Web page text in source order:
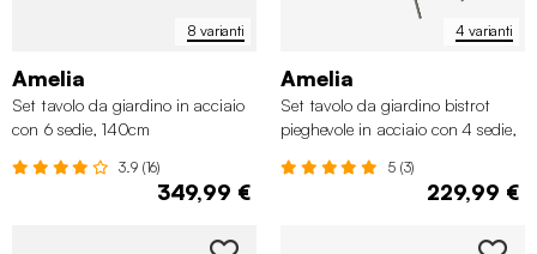
8 varianti
Amelia
Set tavolo da giardino in acciaio
con 6 sedie, 140cm
3.9 (16)
349,99 €
4 varianti
Amelia
Set tavolo da giardino bistrot
pieghevole in acciaio con 4 sedie,
5 (3)
229,99 €